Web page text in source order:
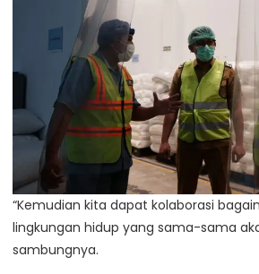
“Kemudian kita dapat kolaborasi
lingkungan hidup yang sama-sama
sambungnya.